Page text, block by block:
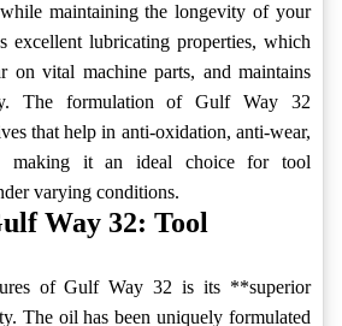
maintaining the longevity of your
excellent lubricating properties, which
on vital machine parts, and maintains
The formulation of Gulf Way 32
that help in anti-oxidation, anti-wear,
making it an ideal choice for tool
varying conditions.
Way 32: Tool
of Gulf Way 32 is its **superior
The oil has been uniquely formulated